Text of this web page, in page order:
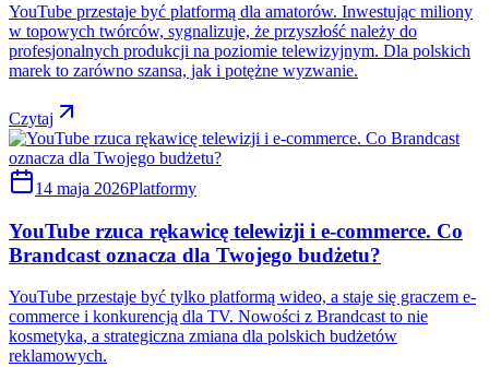
YouTube przestaje być platformą dla amatorów. Inwestując miliony
w topowych twórców, sygnalizuje, że przyszłość należy do
profesjonalnych produkcji na poziomie telewizyjnym. Dla polskich
marek to zarówno szansa, jak i potężne wyzwanie.
Czytaj
14 maja 2026Platformy
YouTube rzuca rękawicę telewizji i e-commerce. Co
Brandcast oznacza dla Twojego budżetu?
YouTube przestaje być tylko platformą wideo, a staje się graczem e-
commerce i konkurencją dla TV. Nowości z Brandcast to nie
kosmetyka, a strategiczna zmiana dla polskich budżetów
reklamowych.